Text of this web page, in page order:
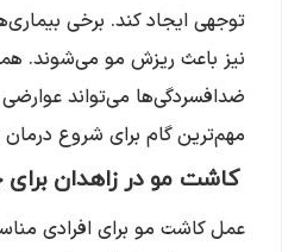
توجهی ایجاد کند. برخی
نیز باعث ریزش مو می‌شوند.
ضدافسردگی‌ها می‌تواند
مهم‌ترین گام برای شروع
کاشت مو در زاهدان
عمل کاشت مو برای افرادی